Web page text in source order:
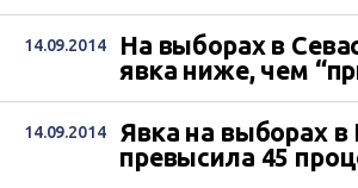
14.09.2014
На выборах в
явка ниже, чем
14.09.2014
Явка на выборах
превысила 45